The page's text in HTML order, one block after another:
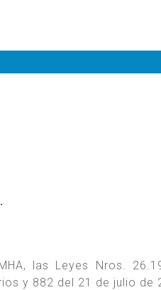
las Leyes Nros.
y 882 del 21 de julio de